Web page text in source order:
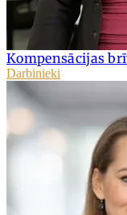
Kompensācijas
Darbinieki